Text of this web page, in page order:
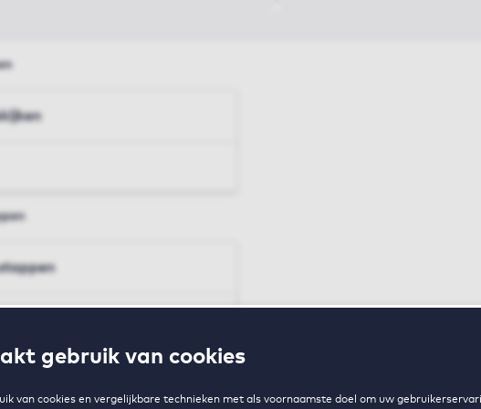
gebruik van cookies
van cookies en vergelijkbare technieken met als voornaamste doel om uw
en toewijzing